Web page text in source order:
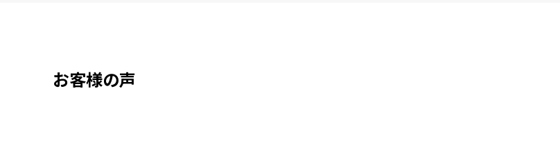
お客様の声